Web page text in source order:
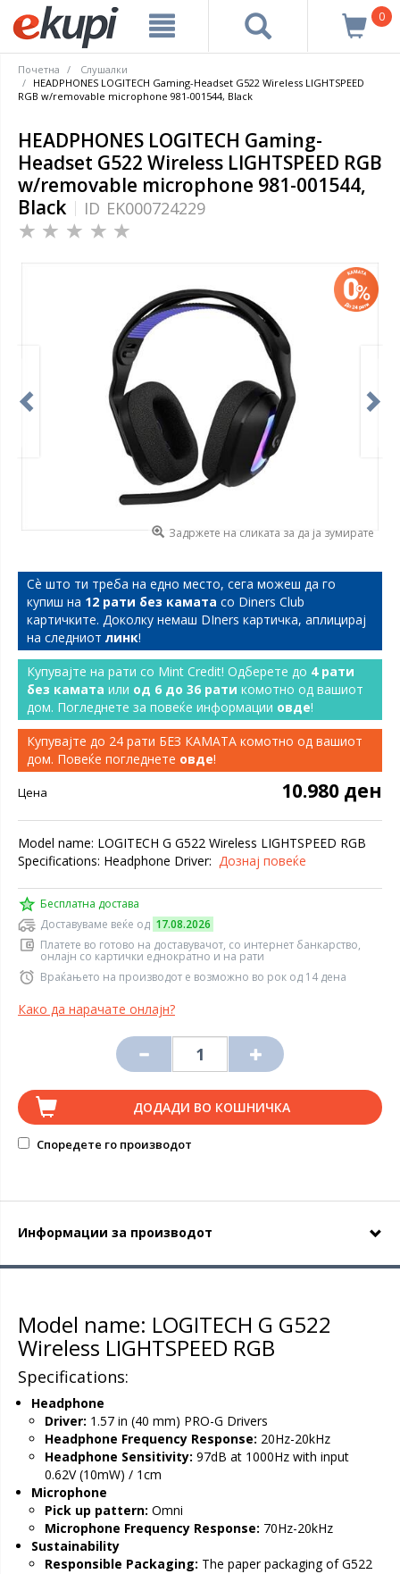
0
Почетна
Слушалки
HEADPHONES LOGITECH Gaming-Headset G522 Wireless LIGHTSPEED
RGB w/removable microphone 981-001544, Black
HEADPHONES LOGITECH Gaming-
Headset G522 Wireless LIGHTSPEED RGB
w/removable microphone 981-001544,
Black
ID EK000724229
Задржете на сликата за да ја зумирате
Сѐ што ти треба на едно место, сега можеш да го
купиш на 12 рати без камата со Diners Club
картичките. Доколку немаш DIners картичка, аплицирај
на следниот линк!
Купувајте на рати со Mint Credit! Одберете до 4 рати
без камата или од 6 до 36 рати комотно од вашиот
дом. Погледнете за повеќе информации овде!
Купувајте до 24 рати БЕЗ КАМАТА комотно од вашиот
дом. Повеќе погледнете овде!
Цена 10.980 ден
Model name: LOGITECH G G522 Wireless LIGHTSPEED RGB
Specifications: Headphone Driver: Дознај повеќе
Бесплатна достава
Доставуваме веќе од 17.08.2026
Платете во готово на доставувачот, со интернет банкарство,
онлајн со картички еднократно и на рати
Враќањето на производот е возможно во рок од 14 дена
Како да нарачате онлајн?
ДОДАДИ ВО КОШНИЧКА
Споредете го производот
Информации за производот
Model name: LOGITECH G G522
Wireless LIGHTSPEED RGB
Specifications:
Headphone
Driver: 1.57 in (40 mm) PRO-G Drivers
Headphone Frequency Response: 20Hz-20kHz
Headphone Sensitivity: 97dB at 1000Hz with input
0.62V (10mW) / 1cm
Microphone
Pick up pattern: Omni
Microphone Frequency Response: 70Hz-20kHz
Sustainability
Responsible Packaging: The paper packaging of G522